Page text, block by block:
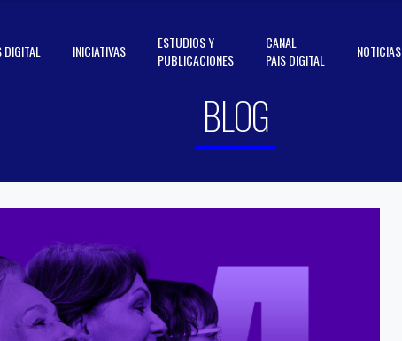
DIGITAL INICIATIVAS
ESTUDIOS Y
PUBLICACIONES
CANAL
PAIS DIGITAL
NOTICIAS
BLOG